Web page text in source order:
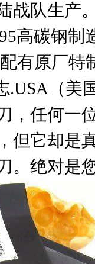
队生产
高碳钢
有原厂
.USA（美
，任何一
但它却是
。 绝对是